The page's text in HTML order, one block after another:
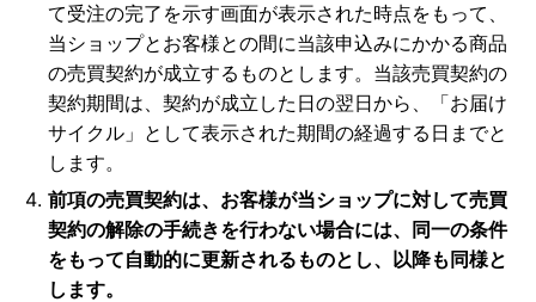
て受注の完了を示す画面が表示された時点をもって、
当ショップとお客様との間に当該申込みにかかる商品
の売買契約が成立するものとします。当該売買契約の
契約期間は、契約が成立した日の翌日から、「お届け
サイクル」として表示された期間の経過する日までと
します。
前項の売買契約は、お客様が当ショップに対して売買
契約の解除の手続きを行わない場合には、同一の条件
をもって自動的に更新されるものとし、以降も同様と
します。